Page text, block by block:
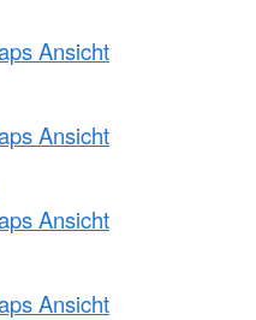
Ansicht
Ansicht
Ansicht
Ansicht